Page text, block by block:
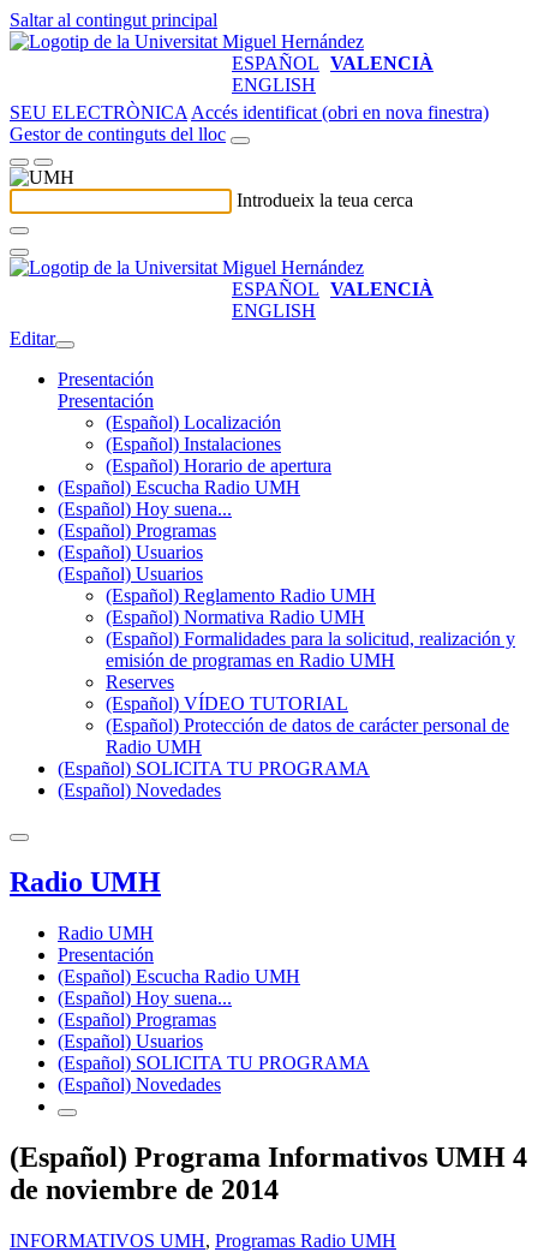
Saltar al contingut principal
ESPAÑOL VALENCIÀ
ENGLISH
SEU ELECTRÒNICA Accés identificat (obri en nova finestra)
Gestor de continguts del lloc
Introdueix la teua cerca
ESPAÑOL VALENCIÀ
ENGLISH
Editar
Presentación
Presentación
(Español) Localización
(Español) Instalaciones
(Español) Horario de apertura
(Español) Escucha Radio UMH
(Español) Hoy suena...
(Español) Programas
(Español) Usuarios
(Español) Usuarios
(Español) Reglamento Radio UMH
(Español) Normativa Radio UMH
(Español) Formalidades para la solicitud, realización y
emisión de programas en Radio UMH
Reserves
(Español) VÍDEO TUTORIAL
(Español) Protección de datos de carácter personal de
Radio UMH
(Español) SOLICITA TU PROGRAMA
(Español) Novedades
Radio UMH
Radio UMH
Presentación
(Español) Escucha Radio UMH
(Español) Hoy suena...
(Español) Programas
(Español) Usuarios
(Español) SOLICITA TU PROGRAMA
(Español) Novedades
(Español) Programa Informativos UMH 4
de noviembre de 2014
INFORMATIVOS UMH, Programas Radio UMH